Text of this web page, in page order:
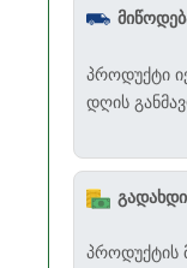
პროდუქტი
დღის
პროდუქტის